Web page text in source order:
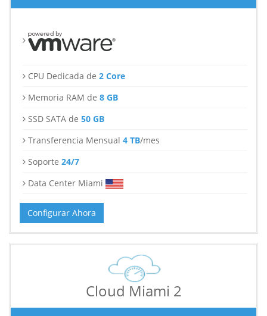
CPU Dedicada de 2 Core
Memoria RAM de 8 GB
SSD SATA de 50 GB
Transferencia Mensual 4 TB/mes
Soporte 24/7
Data Center Miami
Configurar Ahora
Cloud Miami 2